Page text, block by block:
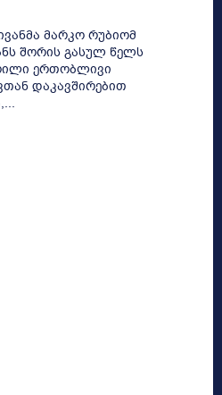
მარკო რუბიომ
შორის გასულ წელს
ერთობლივი
დაკავშირებით